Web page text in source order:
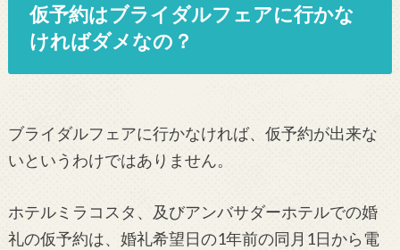
仮予約はブライダルフェアに行かな
ければダメなの？
ブライダルフェアに行かなければ、仮予約が出来な
いというわけではありません。
ホテルミラコスタ、及びアンバサダーホテルでの婚
礼の仮予約は、婚礼希望日の1年前の同月1日から電